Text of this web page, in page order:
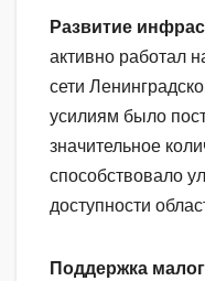
Развитие
активно работал
сети
усилиям было
значительное
способствовало
доступности
Поддержка